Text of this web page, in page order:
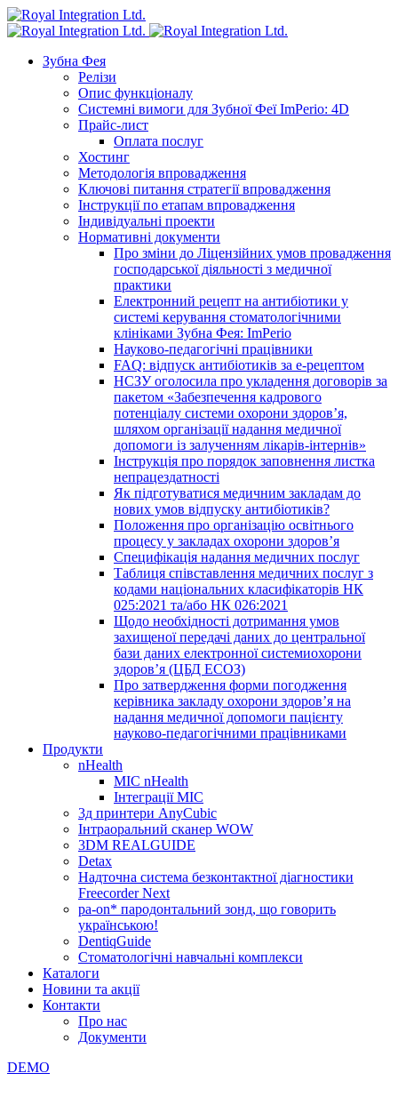
Зубна Фея
Релізи
Опис функціоналу
Системні вимоги для Зубної Феї ImPerio: 4D
Прайс-лист
Оплата послуг
Хостинг
Методологія впровадження
Ключові питання стратегії впровадження
Інструкції по етапам впровадження
Індивідуальні проекти
Нормативні документи
Про зміни до Ліцензійних умов провадження
господарської діяльності з медичної
практики
Електронний рецепт на антибіотики у
системі керування стоматологічними
клініками Зубна Фея: ImPerio
Науково-педагогічні працівники
FAQ: відпуск антибіотиків за е-рецептом
НСЗУ оголосила про укладення договорів за
пакетом «Забезпечення кадрового
потенціалу системи охорони здоров’я,
шляхом організації надання медичної
допомоги із залученням лікарів-інтернів»
Інструкція про порядок заповнення листка
непрацездатності
Як підготуватися медичним закладам до
нових умов відпуску антибіотиків?
Положення про організацію освітнього
процесу у закладах охорони здоров’я
Специфікація надання медичних послуг
Таблиця співставлення медичних послуг з
кодами національних класифікаторів НК
025:2021 та/або НК 026:2021
Щодо необхідності дотримання умов
захищеної передачі даних до центральної
бази даних електронної системиохорони
здоров’я (ЦБД ЕСОЗ)
Про затвердження форми погодження
керівника закладу охорони здоров’я на
надання медичної допомоги пацієнту
науково-педагогічними працівниками
Продукти
nHealth
МІС nHealth
Інтеграції МІС
3д принтери AnyCubic
Інтраоральний сканер WOW
3DM REALGUIDE
Detax
Надточна система безконтактної діагностики
Freecorder Next
pa-on* пародонтальний зонд, що говорить
українською!
DentiqGuide
Стоматологічні навчальні комплекси
Каталоги
Новини та акції
Контакти
Про нас
Документи
DEMO